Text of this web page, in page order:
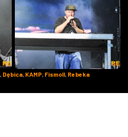
, Dębica, KAMP, Fismoll, Rebeka